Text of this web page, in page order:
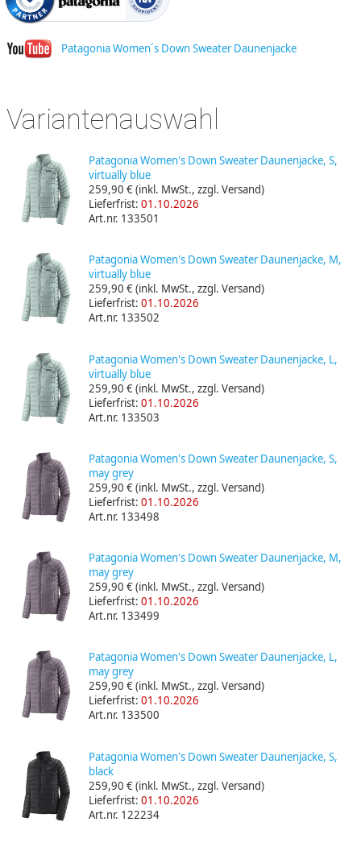
Patagonia Women´s Down Sweater Daunenjacke
Variantenauswahl
Patagonia Women's Down Sweater Daunenjacke, S,
virtually blue
259,90 €(inkl. MwSt., zzgl. Versand)
Lieferfrist: 01.10.2026
Art.nr. 133501
Patagonia Women's Down Sweater Daunenjacke, M,
virtually blue
259,90 €(inkl. MwSt., zzgl. Versand)
Lieferfrist: 01.10.2026
Art.nr. 133502
Patagonia Women's Down Sweater Daunenjacke, L,
virtually blue
259,90 €(inkl. MwSt., zzgl. Versand)
Lieferfrist: 01.10.2026
Art.nr. 133503
Patagonia Women's Down Sweater Daunenjacke, S,
may grey
259,90 €(inkl. MwSt., zzgl. Versand)
Lieferfrist: 01.10.2026
Art.nr. 133498
Patagonia Women's Down Sweater Daunenjacke, M,
may grey
259,90 €(inkl. MwSt., zzgl. Versand)
Lieferfrist: 01.10.2026
Art.nr. 133499
Patagonia Women's Down Sweater Daunenjacke, L,
may grey
259,90 €(inkl. MwSt., zzgl. Versand)
Lieferfrist: 01.10.2026
Art.nr. 133500
Patagonia Women's Down Sweater Daunenjacke, S,
black
259,90 €(inkl. MwSt., zzgl. Versand)
Lieferfrist: 01.10.2026
Art.nr. 122234